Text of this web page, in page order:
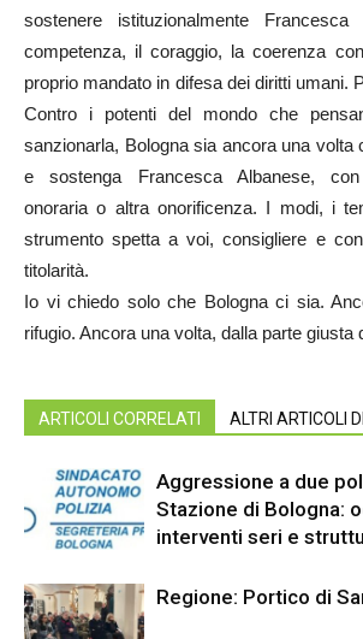
sostenere istituzionalmente
competenza, il coraggio, la coerenza
proprio mandato in difesa dei diritti umani.
Contro i potenti del mondo che
sanzionarla, Bologna sia ancora una volta
e sostenga Francesca Albanese,
onoraria o altra onorificenza. I modi, i
strumento spetta a voi, consigliere e
titolarità.
Io vi chiedo solo che Bologna ci sia.
rifugio. Ancora una volta, dalla parte giusta
ARTICOLI CORRELATI ALTRI ARTICOLI
Aggressione a due
Stazione di Bologna:
interventi seri e
Regione: Portico di